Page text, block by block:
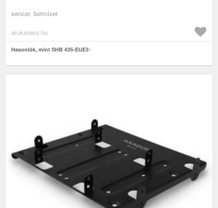
sencor, botmixer
arukereso.hu
Hasonlók, mint SHB 435-EUE3